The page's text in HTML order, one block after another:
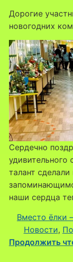
Дорогие
новогодних
Сердечно
удивительного
талант
наши сердца
Вместо ёлки
Новости,
Продолжить